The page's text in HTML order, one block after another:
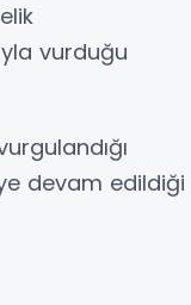
vurduğu
devam edildiği